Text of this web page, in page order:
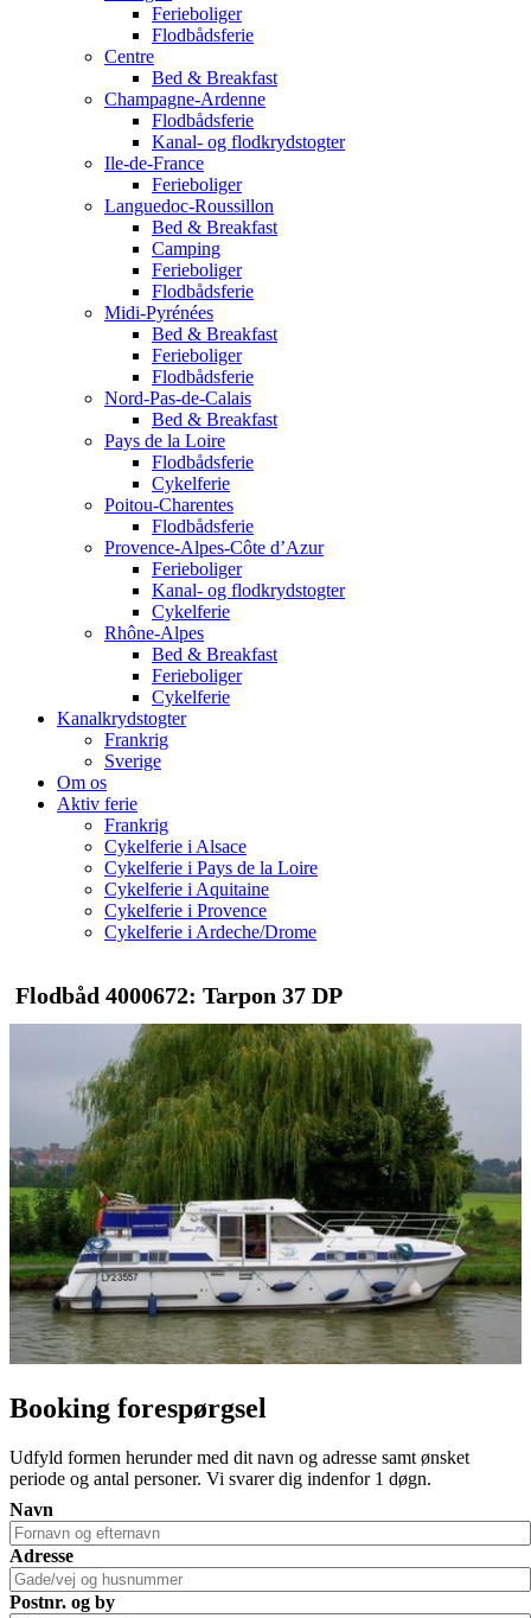
Ferieboliger
Flodbådsferie
Centre
Bed & Breakfast
Champagne-Ardenne
Flodbådsferie
Kanal- og flodkrydstogter
Ile-de-France
Ferieboliger
Languedoc-Roussillon
Bed & Breakfast
Camping
Ferieboliger
Flodbådsferie
Midi-Pyrénées
Bed & Breakfast
Ferieboliger
Flodbådsferie
Nord-Pas-de-Calais
Bed & Breakfast
Pays de la Loire
Flodbådsferie
Cykelferie
Poitou-Charentes
Flodbådsferie
Provence-Alpes-Côte d’Azur
Ferieboliger
Kanal- og flodkrydstogter
Cykelferie
Rhône-Alpes
Bed & Breakfast
Ferieboliger
Cykelferie
Kanalkrydstogter
Frankrig
Sverige
Om os
Aktiv ferie
Frankrig
Cykelferie i Alsace
Cykelferie i Pays de la Loire
Cykelferie i Aquitaine
Cykelferie i Provence
Cykelferie i Ardeche/Drome
Flodbåd 4000672: Tarpon 37 DP
Booking forespørgsel
Udfyld formen herunder med dit navn og adresse samt ønsket
periode og antal personer. Vi svarer dig indenfor 1 døgn.
Navn
Adresse
Postnr. og by